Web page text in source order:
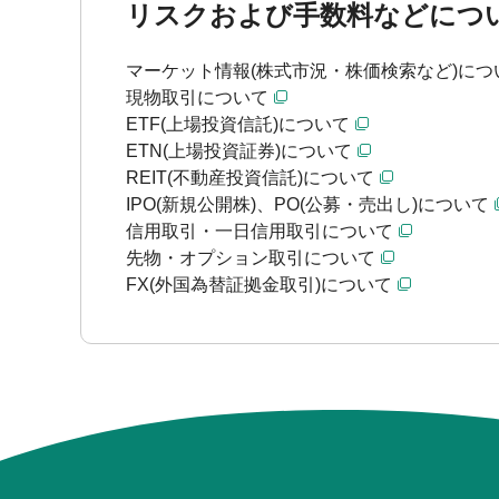
リスクおよび手数料などにつ
マーケット情報(株式市況・株価検索など)につ
現物取引について
ETF(上場投資信託)について
ETN(上場投資証券)について
REIT(不動産投資信託)について
IPO(新規公開株)、PO(公募・売出し)について
信用取引・一日信用取引について
先物・オプション取引について
FX(外国為替証拠金取引)について